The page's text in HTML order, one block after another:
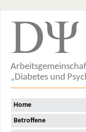
„Diabetes und
Home
Betroffene